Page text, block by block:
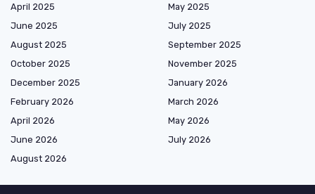
April 2025
May 2025
June 2025
July 2025
August 2025
September 2025
October 2025
November 2025
December 2025
January 2026
February 2026
March 2026
April 2026
May 2026
June 2026
July 2026
August 2026